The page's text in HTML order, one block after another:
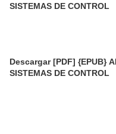
SISTEMAS DE CONTROL
Descargar [PDF] {EPUB}
SISTEMAS DE CONTROL